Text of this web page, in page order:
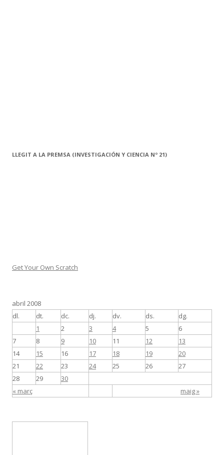
LLEGIT A LA PREMSA (INVESTIGACIÓN Y CIENCIA Nº 21)
Get Your Own Scratch
abril 2008
dl.
dt. dc. dj. dv. ds. dg.
« març maig »
1 2 3 4 5
6
7
8 9 10 11 12
13
14
15 16 17 18 19
20
21
22 23 24 25 26
27
28
29 30